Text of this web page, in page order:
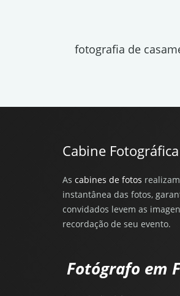
fotografia de
Cabine Fotográfica
As cabines de fotos
instantânea das fotos,
convidados levem as
recordação de seu evento.
Fotógrafo em